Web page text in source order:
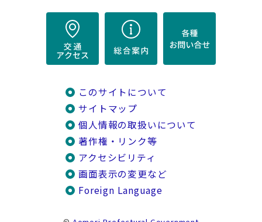
このサイトについて
サイトマップ
個人情報の取扱いについて
著作権・リンク等
アクセシビリティ
画面表示の変更など
Foreign Language